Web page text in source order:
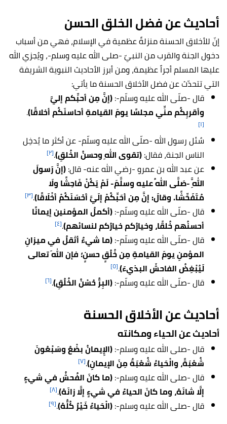
أحاديث عن فضل الخلق الحسن
إنّ للأخلاق الحسنة منزلةً عظمية في الإسلام، فهي من أسباب
دخول الجنة والقرب من النبيّ -صلى الله عليه وسلم-، ويُجزي الله
عليها المسلم أجراً عظيمة، ومن أبرز الأحاديث النبوية الشريفة
التي تتحدّث عن فضل الأخلاق الحسنة ما يأتي:
قال -صلّى الله عليه وسلّم-:(إنَّ مِن أحبِّكم إليَّ
وأقربِكُم منِّي مجلسًا يومَ القيامةِ أحاسنَكُم أخلاقًا).
[١]
سُئل رسول الله -صلّى الله عليه وسلّم- عن أكثر ما يُدخِل
الناس الجنة، فقال:(تقوى اللهِ وحسنُ الخُلقِ).[٢]
عن عبد الله بن عمرو -رضي الله عنه- قال:(إنَّ رَسولَ
اللَّهِ -صَلَّى اللهُ عليه وسلَّمَ- لَمْ يَكُنْ فَاحِشًا ولَا
مُتَفَحِّشًا. وقالَ: إنَّ مِن أحَبِّكُمْ إلَيَّ أحْسَنَكُمْ أخْلَاقًا).[٣]
قال -صلّى الله عليه وسلّم-:(أكملُ المؤمنين إيمانًا
أحسنُهم خُلقًا، وخيارُكم خيارُكم لنسائهم).[٤]
قال -صلّى الله عليه وسلّم-:(ما شيءٌ أثقلُ في ميزانِ
المؤمنِ يومَ القيامةِ مِن خُلُقٍ حسنٍ؛ فإن اللهَ تعالى
لَيُبْغِضُ الفاحشَ البذيءَ).[٥]
قال -صلّى الله عليه وسلّم-:(البِرُّ حُسْنُ الخُلُقِ).[٦]
أحاديث عن الأخلاق الحسنة
أحاديث عن الحياء ومكانته
قال -صلى الله عليه وسلم-:(الإِيمانُ بضْعٌ وسَبْعُونَ
شُعْبَةً، والْحَياءُ شُعْبَةٌ مِنَ الإيمانِ).[٧]
قال -صلى الله عليه وسلم-:(ما كانَ الفُحشُ في شيءٍ
إلَّا شانَهُ، وما كانَ الحياءُ في شيءٍ إلَّا زانَهُ).[٨]
قال -صلى الله عليه وسلم-:(الْحَياءُ خَيْرٌ كُلُّهُ).[٩]